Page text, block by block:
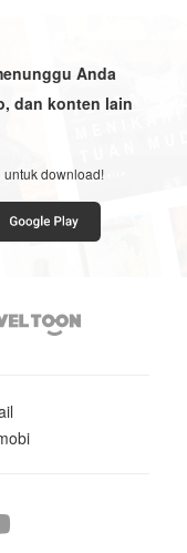
Anda
dan konten lain
untuk download!